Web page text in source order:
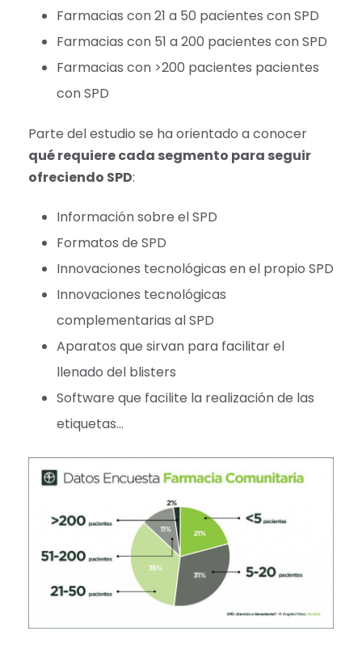
Farmacias con 21 a 50 pacientes con SPD
Farmacias con 51 a 200 pacientes con SPD
Farmacias con >200 pacientes pacientes
con SPD
Parte del estudio se ha orientado a conocer
qué requiere cada segmento para seguir
ofreciendo SPD:
Información sobre el SPD
Formatos de SPD
Innovaciones tecnológicas en el propio SPD
Innovaciones tecnológicas
complementarias al SPD
Aparatos que sirvan para facilitar el
llenado del blisters
Software que facilite la realización de las
etiquetas…